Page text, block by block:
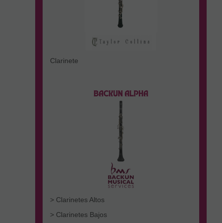
Clarinete
> Clarinetes Altos
> Clarinetes Bajos